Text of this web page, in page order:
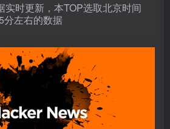
实时更新，本TOP选取北京时间
分左右的数据